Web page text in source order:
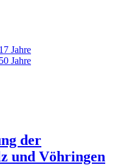
Jahre
Jahre
der
und Vöhringen